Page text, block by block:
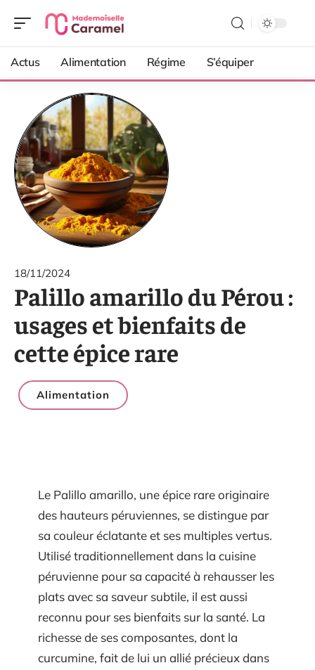
Actus Alimentation Régime S’équiper
18/11/2024
Palillo amarillo du Pérou :
usages et bienfaits de
cette épice rare
Alimentation
Le Palillo amarillo, une épice rare originaire
des hauteurs péruviennes, se distingue par
sa couleur éclatante et ses multiples vertus.
Utilisé traditionnellement dans la cuisine
péruvienne pour sa capacité à rehausser les
plats avec sa saveur subtile, il est aussi
reconnu pour ses bienfaits sur la santé. La
richesse de ses composantes, dont la
curcumine, fait de lui un allié précieux dans